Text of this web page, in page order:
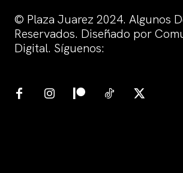
© Plaza Juarez 2024. Algunos
Reservados. Diseñado por
Digital. Síguenos: